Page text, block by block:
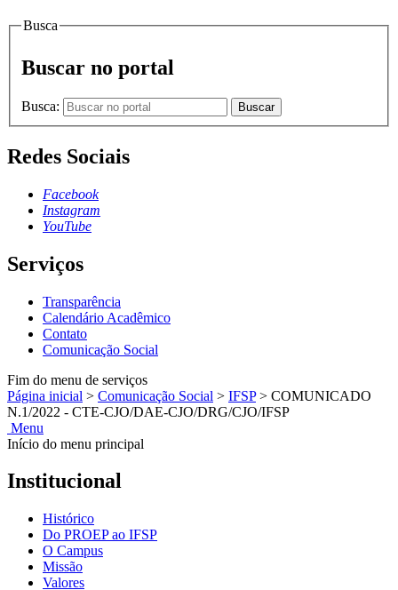
Busca
Buscar no portal
Busca: Buscar
Redes Sociais
Facebook
Instagram
YouTube
Serviços
Transparência
Calendário Acadêmico
Contato
Comunicação Social
Fim do menu de serviços
Página inicial > Comunicação Social > IFSP > COMUNICADO
N.1/2022 - CTE-CJO/DAE-CJO/DRG/CJO/IFSP
Menu
Início do menu principal
Institucional
Histórico
Do PROEP ao IFSP
O Campus
Missão
Valores